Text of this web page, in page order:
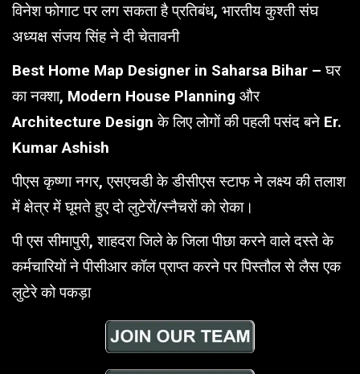
विनेश फोगाट पर लग सकता है प्रतिबंध, भारतीय कुश्ती संघ
अध्यक्ष संजय सिंह ने दी चेतावनी
Best Home Map Designer in Saharsa Bihar – घर
का नक्शा, Modern House Planning और
Architecture Design के लिए लोगों की पहली पसंद बने Er.
Kumar Ashish
पीएस कृष्णा नगर, एसएचडी के डीसीएस स्टाफ ने लक्ष्य की तलाश
में क्षेत्र में घूमते हुए दो लुटेरों/स्नैचरों को रोका।
पी एस सीमापुरी, शाहदरा जिले के जिला पीछा करने वाले दस्ते के
कर्मचारियों ने पीसीआर कॉल प्राप्त करने पर पिस्तौल से लैस एक
लुटेरे को पकड़ा